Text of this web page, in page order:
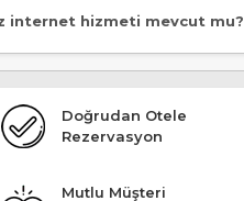
park imkanı bulunmuyor!
internet hizmeti mevcut mu?
internet hizmeti sunuluyor.
Doğrudan Otele
Rezervasyon
Mutlu Müşteri